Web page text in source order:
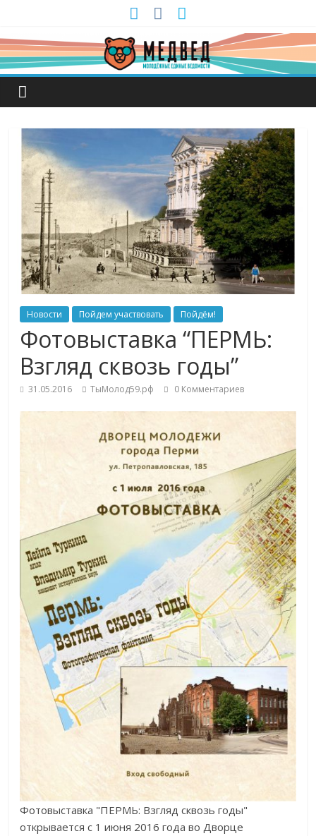
Новости Пойдем участвовать Пойдём!
Фотовыставка “ПЕРМЬ:
Взгляд сквозь годы”
31.05.2016 ТыМолод59.рф 0 Комментариев
Фотовыставка "ПЕРМЬ: Взгляд сквозь годы"
открывается с 1 июня 2016 года во Дворце